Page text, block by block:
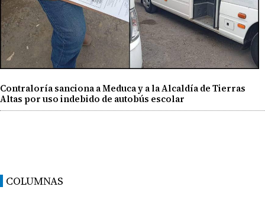
Contraloría sanciona a Meduca y a la Alcaldía de Tierras
Altas por uso indebido de autobús escolar
COLUMNAS